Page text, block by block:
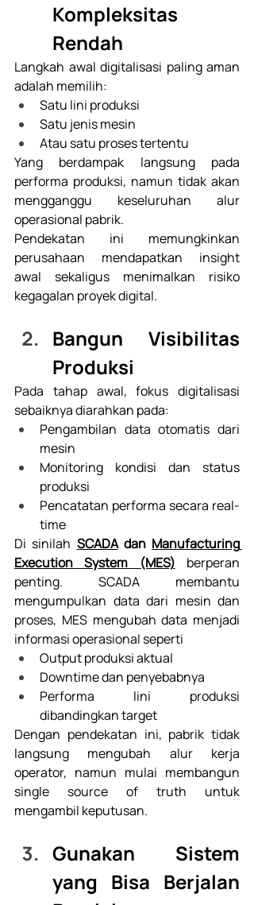
Kompleksitas
Rendah
Langkah awal digitalisasi paling aman
adalah memilih:
Satu lini produksi
Satu jenis mesin
Atau satu proses tertentu
Yang berdampak langsung pada
performa produksi, namun tidak akan
mengganggu keseluruhan alur
operasional pabrik.
Pendekatan ini memungkinkan
perusahaan mendapatkan insight
awal sekaligus menimalkan risiko
kegagalan proyek digital.
Bangun Visibilitas
Produksi
Pada tahap awal, fokus digitalisasi
sebaiknya diarahkan pada:
Pengambilan data otomatis dari
mesin
Monitoring kondisi dan status
produksi
Pencatatan performa secara real-
time
Di sinilah SCADA dan Manufacturing
Execution System (MES) berperan
penting. SCADA membantu
mengumpulkan data dari mesin dan
proses, MES mengubah data menjadi
informasi operasional seperti
Output produksi aktual
Downtime dan penyebabnya
Performa lini produksi
dibandingkan target
Dengan pendekatan ini, pabrik tidak
langsung mengubah alur kerja
operator, namun mulai membangun
single source of truth untuk
mengambil keputusan.
Gunakan Sistem
yang Bisa Berjalan